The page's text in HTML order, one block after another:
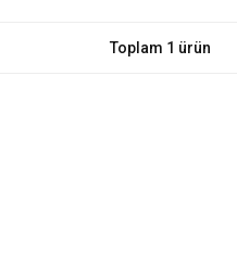
Toplam 1 ürün